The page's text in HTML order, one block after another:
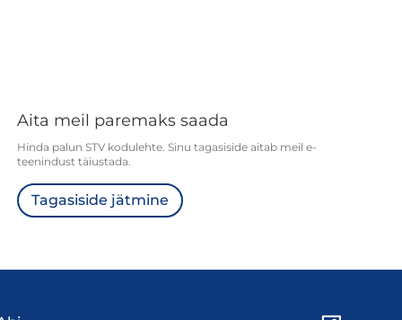
Aita meil paremaks saada
Hinda palun STV kodulehte. Sinu tagasiside aitab meil e-
teenindust täiustada.
Tagasiside jätmine